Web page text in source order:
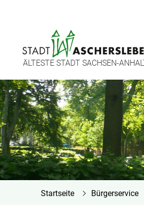
ÄLTESTE STADT SACHSEN-
Startseite Bürgerservice